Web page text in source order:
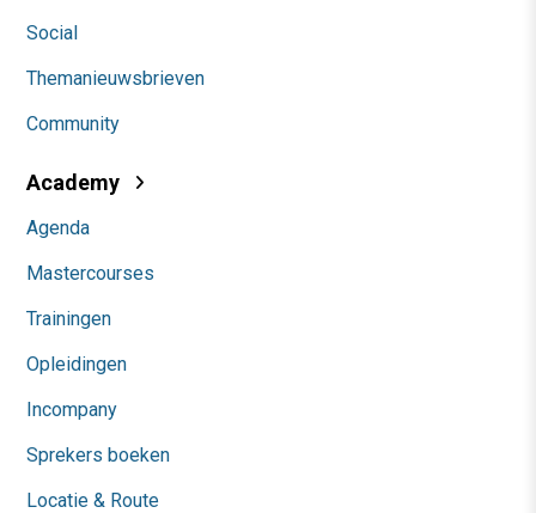
Social
Themanieuwsbrieven
Community
Academy
Agenda
Mastercourses
Trainingen
Opleidingen
Incompany
Sprekers boeken
Locatie & Route